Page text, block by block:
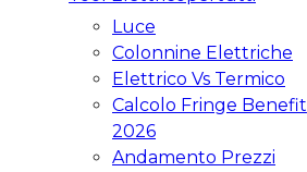
Luce
Colonnine Elettriche
Elettrico Vs Termico
Calcolo Fringe Benefit
2026
Andamento Prezzi